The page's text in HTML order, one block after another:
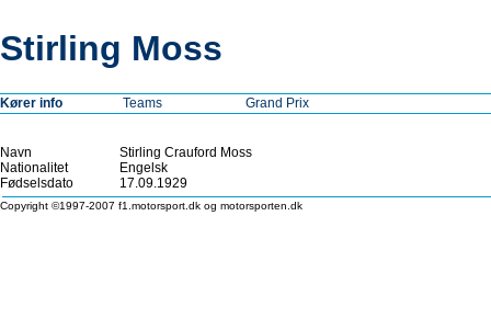
Stirling Moss
Kører info Teams Grand Prix
Navn
Stirling Crauford Moss
Nationalitet
Engelsk
Fødselsdato
17.09.1929
Copyright ©1997-2007 f1.motorsport.dk og motorsporten.dk